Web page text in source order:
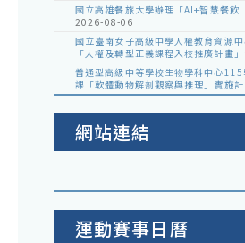
國立高雄餐旅大學辦理「AI+智慧餐飲
2026-08-06
國立臺南女子高級中學人權教育資源
「人權及轉型正義課程入校推廣計畫
普通型高級中等學校生物學科中心
課「軟體動物解剖觀察與推理」實施
網站連結
運動賽事日曆